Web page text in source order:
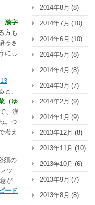
漢字
方も
るき
にし
と、
（ゆ
、漢
。つ
考え
須の
ッ
が
ード
2014年8月 (8)
2014年7月 (10)
2014年6月 (10)
2014年5月 (8)
2014年4月 (8)
2014年3月 (7)
2014年2月 (9)
2014年1月 (9)
2013年12月 (8)
2013年11月 (10)
2013年10月 (6)
2013年9月 (7)
2013年8月 (8)